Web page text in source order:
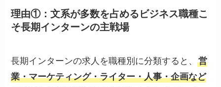
理由①：文系が多数を占めるビジネス職種こ
そ長期インターンの主戦場
長期インターンの求人を職種別に分類すると、営
業・マーケティング・ライター・人事・企画など